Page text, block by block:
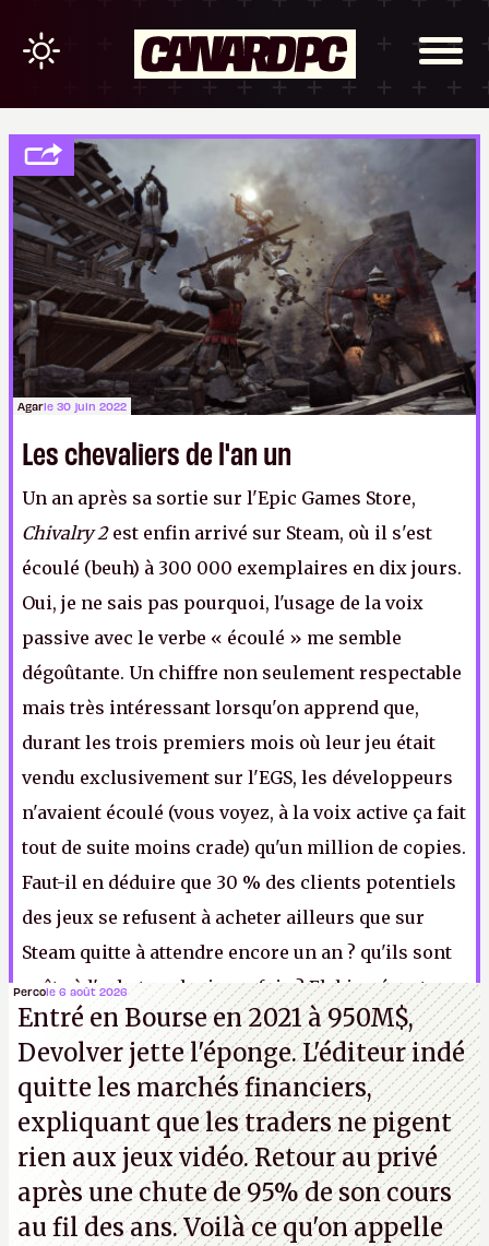
Agarle 30 juin 2022
Les chevaliers de l'an un
Un an après sa sortie sur l'Epic Games Store,
Chivalry 2est enfin arrivé sur Steam, où il s'est
écoulé (beuh) à 300 000 exemplaires en dix jours.
Oui, je ne sais pas pourquoi, l'usage de la voix
passive avec le verbe « écoulé » me semble
dégoûtante. Un chiffre non seulement respectable
mais très intéressant lorsqu'on apprend que,
durant les trois premiers mois où leur jeu était
vendu exclusivement sur l'EGS, les développeurs
n'avaient écoulé (vous voyez, à la voix active ça fait
tout de suite moins crade) qu'un million de copies.
Faut-il en déduire que 30 % des clients potentiels
des jeux se refusent à acheter ailleurs que sur
Steam quitte à attendre encore un an ? qu'ils sont
prêts à l'acheter plusieurs fois ? Eh bien écoutez,
je n'en sais rien, arrêtez de me regarder avec ces
gros yeux.LFS
Percole 6 août 2026
Entré en Bourse en 2021 à 950M$,
Devolver jette l'éponge. L'éditeur indé
quitte les marchés financiers,
expliquant que les traders ne pigent
rien aux jeux vidéo. Retour au privé
après une chute de 95% de son cours
au fil des ans. Voilà ce qu'on appelle